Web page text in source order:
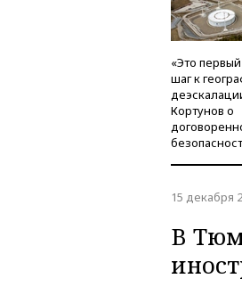
«Это
шаг к
Кортунов о
15 декабря
В